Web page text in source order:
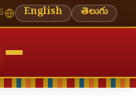
— भाद्रपद शुक्ल चतुर्थी⛩ काशी
English తెలుగు